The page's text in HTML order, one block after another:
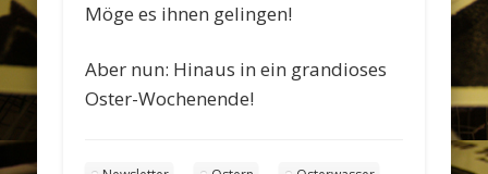
Möge es ihnen gelingen!
Aber nun: Hinaus in ein grandioses
Oster-Wochenende!